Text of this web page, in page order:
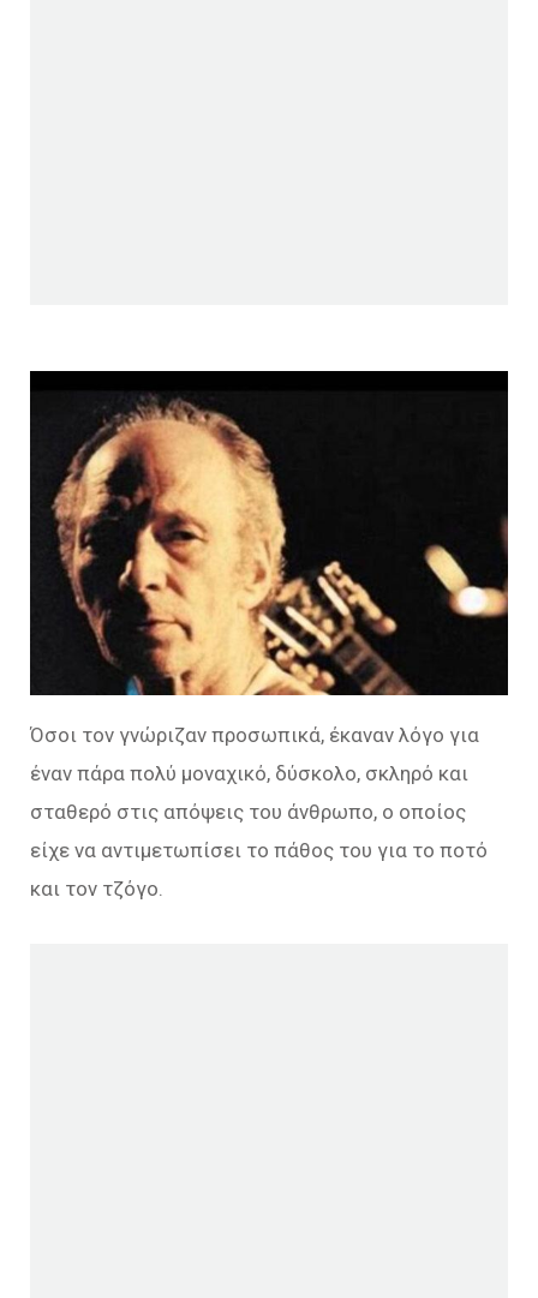
Όσοι τον γνώριζαν προσωπικά, έκαναν λόγο για
έναν πάρα πολύ μοναχικό, δύσκολο, σκληρό και
σταθερό στις απόψεις του άνθρωπο, ο οποίος
είχε να αντιμετωπίσει το πάθος του για το ποτό
και τον τζόγο.